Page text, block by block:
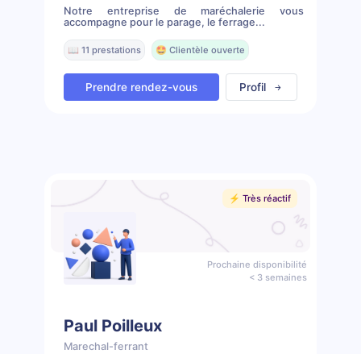
Notre entreprise de maréchalerie vous
accompagne pour le parage, le ferrage...
📖 11 prestations 🤩 Clientèle ouverte
Prendre rendez-vous Profil
⚡️ Très réactif
Prochaine disponibilité
< 3 semaines
Paul Poilleux
Marechal-ferrant